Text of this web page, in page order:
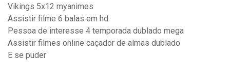
Vikings 5x12 myanimes
Assistir filme 6 balas em hd
Pessoa de interesse 4 temporada dublado mega
Assistir filmes online caçador de almas dublado
E se puder